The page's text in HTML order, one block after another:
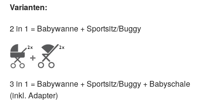
Varianten:
2 in 1 = Babywanne + Sportsitz/Buggy
3 in 1 = Babywanne + Sportsitz/Buggy + Babyschale
(inkl. Adapter)